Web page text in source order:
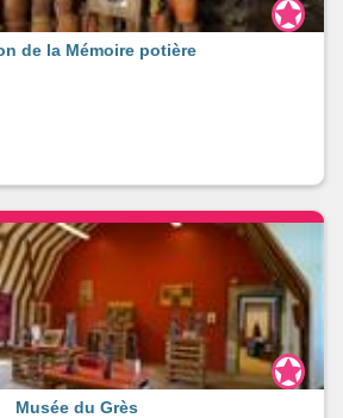
de la Mémoire potière
Musée du Grès